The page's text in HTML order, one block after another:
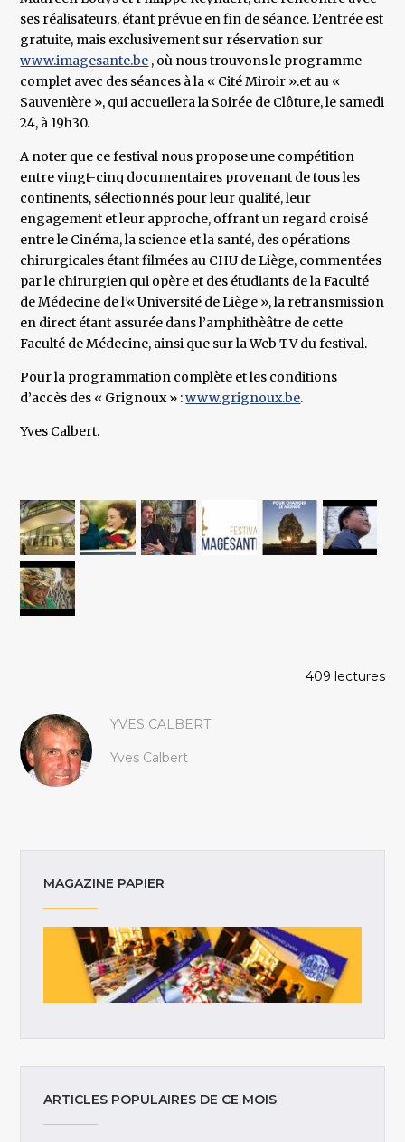
ses réalisateurs, étant prévue en fin de séance. L’entrée est
gratuite, mais exclusivement sur réservation sur
www.imagesante.be , où nous trouvons le programme
complet avec des séances à la « Cité Miroir ».et au «
Sauvenière », qui accueilera la Soirée de Clôture, le samedi
24, à 19h30.
A noter que ce festival nous propose une compétition
entre vingt-cinq documentaires provenant de tous les
continents, sélectionnés pour leur qualité, leur
engagement et leur approche, offrant un regard croisé
entre le Cinéma, la science et la santé, des opérations
chirurgicales étant filmées au CHU de Liège, commentées
par le chirurgien qui opère et des étudiants de la Faculté
de Médecine de l’« Université de Liège », la retransmission
en direct étant assurée dans l’amphithèâtre de cette
Faculté de Médecine, ainsi que sur la Web TV du festival.
Pour la programmation complète et les conditions
d’accès des « Grignoux » :www.grignoux.be.
Yves Calbert.
409 lectures
YVES CALBERT
Yves Calbert
MAGAZINE PAPIER
ARTICLES POPULAIRES DE CE MOIS